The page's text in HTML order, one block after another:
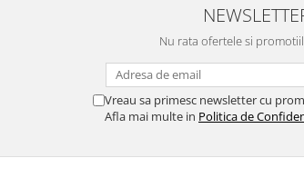
Nu rata ofertele si
Vreau sa primesc newsletter cu
Afla mai multe in Politica de